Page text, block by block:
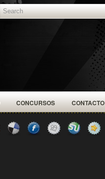
CONCURSOS CONTACTO